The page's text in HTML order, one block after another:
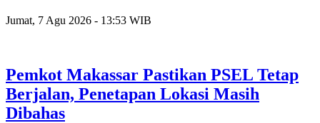
Jumat, 7 Agu 2026 - 13:53 WIB
Pemkot Makassar Pastikan PSEL Tetap
Berjalan, Penetapan Lokasi Masih
Dibahas